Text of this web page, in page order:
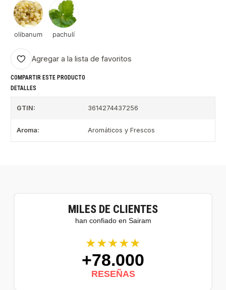
olibanum pachulí
Agregar a la lista de favoritos
COMPARTIR ESTE PRODUCTO
DETALLES
GTIN: 3614274437256
Aroma: Aromáticos y Frescos
MILES DE CLIENTES
han confiado en Sairam
★★★★★
+78.000
RESEÑAS